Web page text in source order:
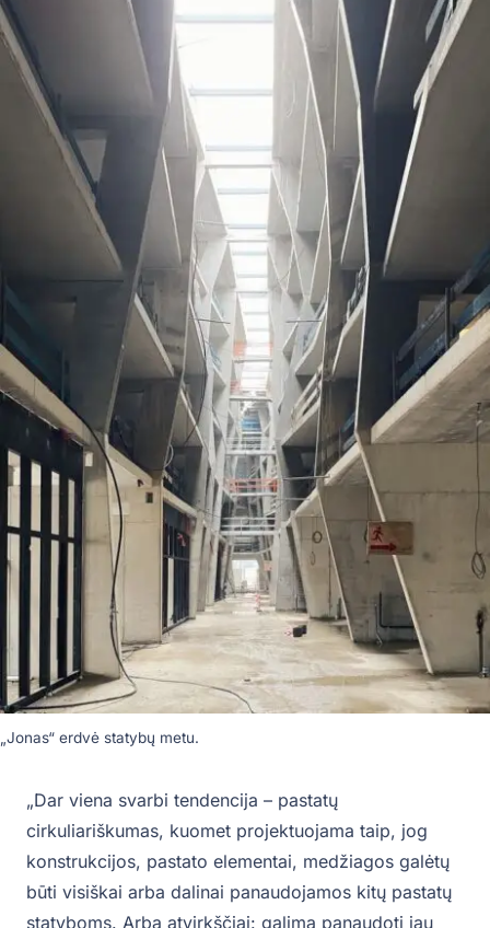
„Jonas“ erdvė statybų metu.
„Dar viena svarbi tendencija – pastatų
cirkuliariškumas, kuomet projektuojama taip, jog
konstrukcijos, pastato elementai, medžiagos galėtų
būti visiškai arba dalinai panaudojamos kitų pastatų
statyboms. Arba atvirkščiai: galima panaudoti jau